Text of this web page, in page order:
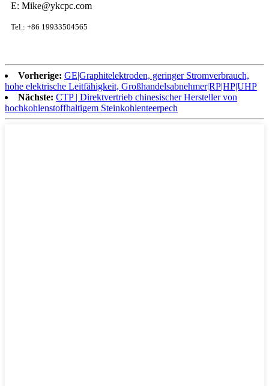
E: Mike@ykcpc.com
Tel.: +86 19933504565
Vorherige: GE|Graphitelektroden, geringer Stromverbrauch,
hohe elektrische Leitfähigkeit, Großhandelsabnehmer|RP|HP|UHP
Nächste: CTP | Direktvertrieb chinesischer Hersteller von
hochkohlenstoffhaltigem Steinkohlenteerpech